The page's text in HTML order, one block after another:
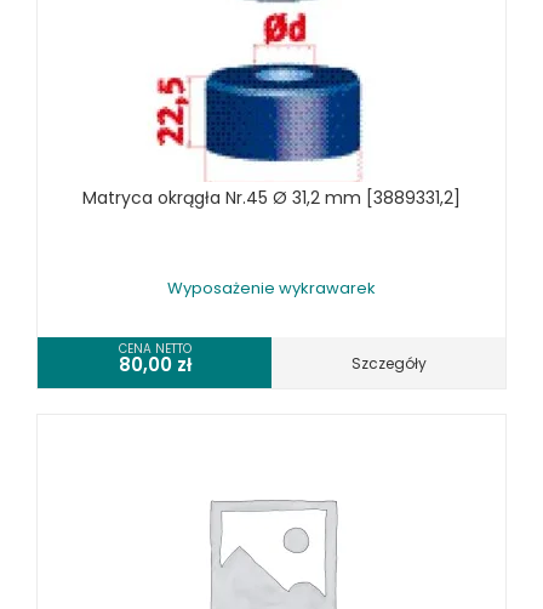
SZLIFIERKI DO METALU, PŁASZCZYZN
URZĄDZENIA WIELOCZYNNOŚCIOWE
WIERTARKI KOLUMNOWE, SŁUPOWE, STOŁOWE
WYKRAWARKI DO BLACHY, PNEUMATYCZNE
ZAGINARKI DO BLACHY, MECHANICZNE
ŻŁOBIARKI DO BLACHY
WYPOSAŻENIE GIĘTAREK
WYPOSAŻENIE GWINCIAREK
WYPOSAŻENIE ODCIĄGÓW MASZYN DO METALU
Matryca okrągła Nr.45 Ø 31,2 mm [3889331,2]
Wyposażenie wykrawarek
CENA NETTO
80,00 zł Szczegóły